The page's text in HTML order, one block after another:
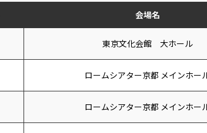
会場名
東京文化会館 大ホール
ロームシアター京都 メインホー
ロームシアター京都 メインホー